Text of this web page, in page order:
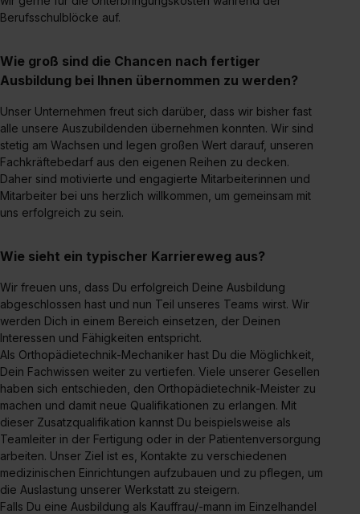
Auswahl über die Checkboxen und klick auf „Auswahl
Media und Marketing“ umfasst hierbei die Einwilligung
zur Übermittlung deiner Daten in die USA (Art. 49 Abs. 1
S. 1 lit. a) DS-GVO). Die USA verfügen über kein
angemessenes Datenschutzniveau (EuGH – Schrems
II). Du kannst die von dir erteilte Einwilligung jederzeit mit
Wirkung für die Zukunft ganz oder teilweise über unsere
Datenschutzerklärung unter dem Punkt „Datenschutz-
Einstellungen“ widerrufen. Weitere Informationen zu den
Impressum .
Berufsschulblöcke auf.
Wie groß sind die Chancen nach fertiger
Ausbildung bei Ihnen übernommen zu werden?
Unser Unternehmen freut sich darüber, dass wir bisher fast
alle unsere Auszubildenden übernehmen konnten. Wir sind
stetig am Wachsen und legen großen Wert darauf, unseren
Fachkräftebedarf aus den eigenen Reihen zu decken.
Daher sind motivierte und engagierte Mitarbeiterinnen und
Mitarbeiter bei uns herzlich willkommen, um gemeinsam mit
uns erfolgreich zu sein.
Wie sieht ein typischer Karriereweg aus?
Wir freuen uns, dass Du erfolgreich Deine Ausbildung
abgeschlossen hast und nun Teil unseres Teams wirst. Wir
werden Dich in einem Bereich einsetzen, der Deinen
Interessen und Fähigkeiten entspricht.
Als Orthopädietechnik-Mechaniker hast Du die Möglichkeit,
Dein Fachwissen weiter zu vertiefen. Viele unserer Gesellen
haben sich entschieden, den Orthopädietechnik-Meister zu
machen und damit neue Qualifikationen zu erlangen. Mit
dieser Zusatzqualifikation kannst Du beispielsweise als
Teamleiter in der Fertigung oder in der Patientenversorgung
arbeiten. Unser Ziel ist es, Kontakte zu verschiedenen
medizinischen Einrichtungen aufzubauen und zu pflegen, um
die Auslastung unserer Werkstatt zu steigern.
Falls Du eine Ausbildung als Kauffrau/-mann im Einzelhandel